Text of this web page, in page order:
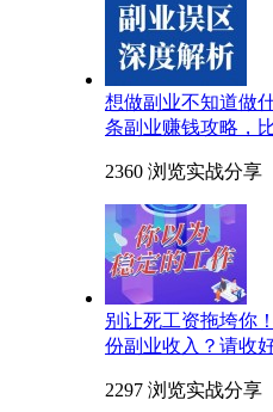
想做副业不知道做
条副业赚钱攻略，
2360 浏览实战分享
别让死工资拖垮你
份副业收入？请收
2297 浏览实战分享